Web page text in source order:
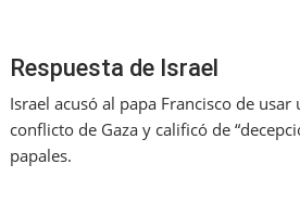
Respuesta de Israel
Israel acusó al papa Francisco de usar
conflicto de Gaza y calificó de
papales.